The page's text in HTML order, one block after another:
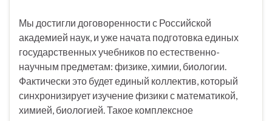
Мы достигли договоренности с Российской
академией наук, и уже начата подготовка единых
государственных учебников по естественно-
научным предметам: физике, химии, биологии.
Фактически это будет единый коллектив, который
синхронизирует изучение физики с математикой,
химией, биологией. Такое комплексное